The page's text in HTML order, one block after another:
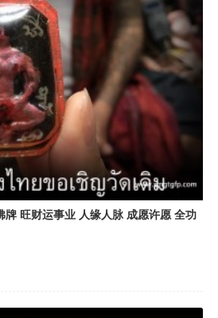
牌 旺财运事业 人缘人脉 成愿许愿 全功